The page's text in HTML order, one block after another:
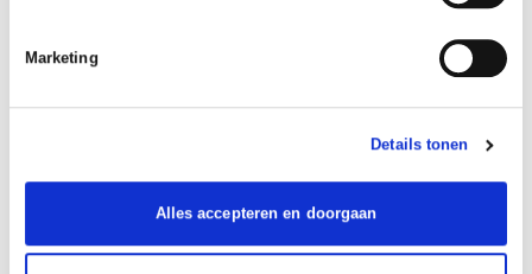
Marketing
Details tonen
Alles accepteren en doorgaan